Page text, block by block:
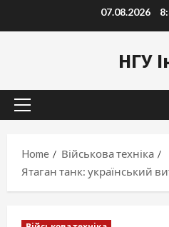
to
07.08.2026
НГУ
Primary
Home
Військова техніка
Ятаган танк: український